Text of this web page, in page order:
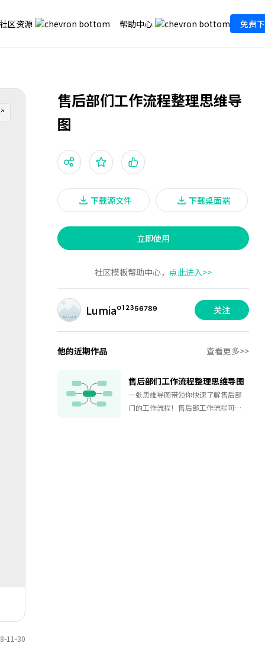
社区资源 帮助中心 免费
11-30
售后部们工作流程整理思维导
图
下载源文件 下载桌面端
立即使用
社区模板帮助中心， 点此进入>>
Lumiaº¹²³⁴⁵⁶⁷⁸⁹ 关注
他的近期作品 查看更多>>
售后部们工作流程整理思维导图
一张思维导图带领你快速了解售后部
门的工作流程！售后部工作流程可大